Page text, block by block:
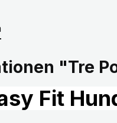
"Tre
Fit